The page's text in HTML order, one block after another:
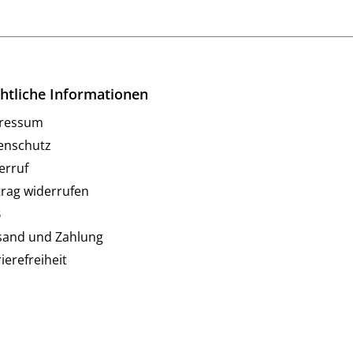
Informationen
widerrufen
und Zahlung